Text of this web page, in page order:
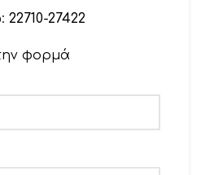
22710-27422
φορμά